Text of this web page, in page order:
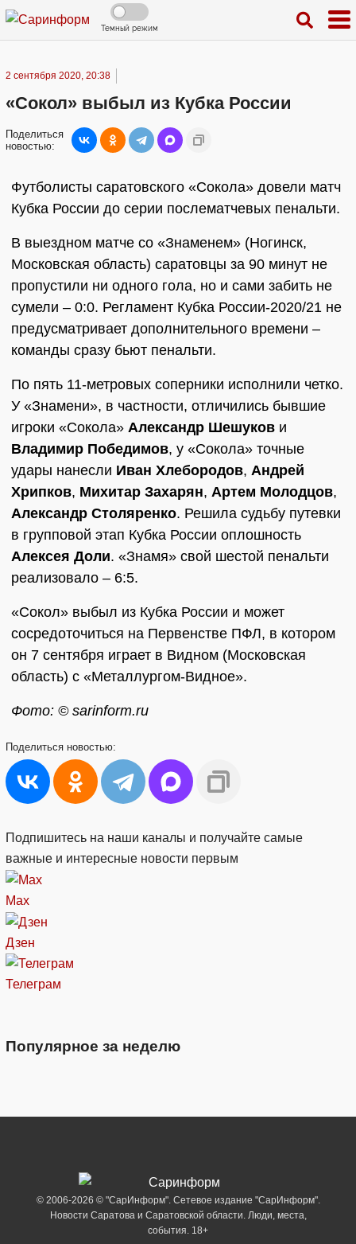
Темный режим
2 сентября 2020, 20:38
«Сокол» выбыл из Кубка России
Поделиться
новостью:
Футболисты саратовского «Сокола» довели матч
Кубка России до серии послематчевых пенальти.
В выездном матче со «Знаменем» (Ногинск,
Московская область) саратовцы за 90 минут не
пропустили ни одного гола, но и сами забить не
сумели – 0:0. Регламент Кубка России-2020/21 не
предусматривает дополнительного времени –
команды сразу бьют пенальти.
По пять 11-метровых соперники исполнили четко.
У «Знамени», в частности, отличились бывшие
игроки «Сокола» Александр Шешуков и
Владимир Победимов, у «Сокола» точные
удары нанесли Иван Хлебородов, Андрей
Хрипков, Михитар Захарян, Артем Молодцов,
Александр Столяренко. Решила судьбу путевки
в групповой этап Кубка России оплошность
Алексея Доли. «Знамя» свой шестой пенальти
реализовало – 6:5.
«Сокол» выбыл из Кубка России и может
сосредоточиться на Первенстве ПФЛ, в котором
он 7 сентября играет в Видном (Московская
область) с «Металлургом-Видное».
Фото: © sarinform.ru
Поделиться новостью:
Подпишитесь на наши каналы и получайте самые
важные и интересные новости первым
Max
Дзен
Телеграм
Популярное за неделю
© 2006-2026 © "СарИнформ". Сетевое издание "СарИнформ".
Новости Саратова и Саратовской области. Люди, места,
события. 18+